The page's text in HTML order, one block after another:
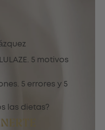
5 motivos
5 errores y 5
las dietas?